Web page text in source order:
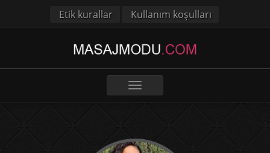
Etik kurallar Kullanım koşulları
Toggle
navigation